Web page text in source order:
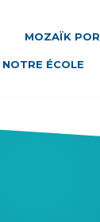
MOZAÏK
NOTRE ÉCOLE